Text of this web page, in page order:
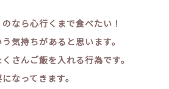
なら心行くまで食べたい！
気持ちがあると思います。
さんご飯を入れる行為です。
なってきます。